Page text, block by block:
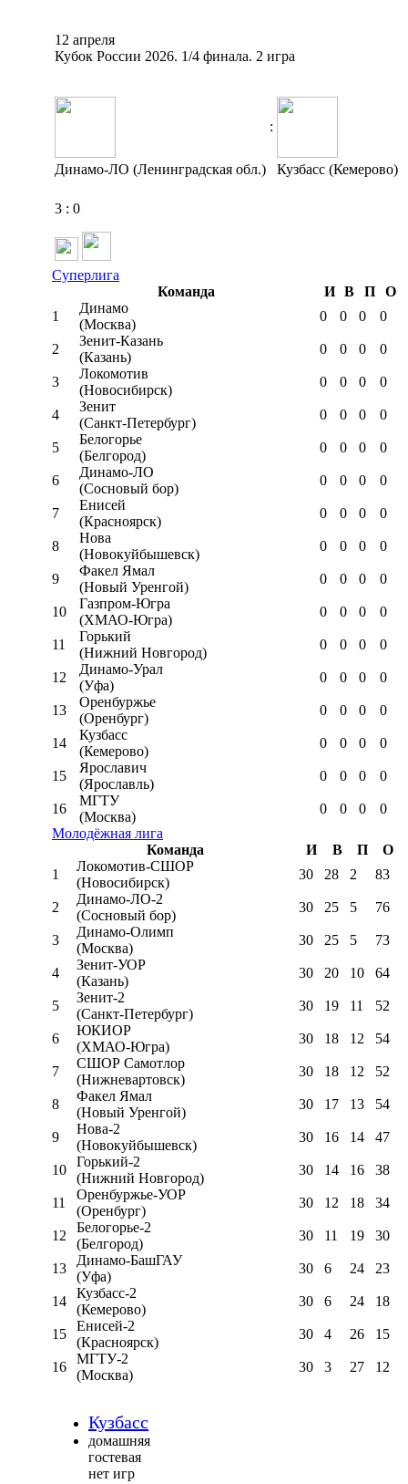
12 апреля
Кубок России 2026. 1/4 финала. 2 игра
:
Динамо-ЛО (Ленинградская обл.) Кузбасс (Кемерово)
3 : 0
Суперлига
Команда
И В П
О
1
Динамо
(Москва)
0 0 0 0
2
Зенит-Казань
(Казань)
0 0 0 0
3
Локомотив
(Новосибирск)
0 0 0 0
4
Зенит
(Санкт-Петербург)
0 0 0 0
5
Белогорье
(Белгород)
0 0 0 0
6
Динамо-ЛО
(Сосновый бор)
0 0 0 0
7
Енисей
(Красноярск)
0 0 0 0
8
Нова
(Новокуйбышевск)
0 0 0 0
9
Факел Ямал
(Новый Уренгой)
0 0 0 0
10
Газпром-Югра
(ХМАО-Югра)
0 0 0 0
11
Горький
(Нижний Новгород)
0 0 0 0
12
Динамо-Урал
(Уфа)
0 0 0 0
13
Оренбуржье
(Оренбург)
0 0 0 0
14
Кузбасс
(Кемерово)
0 0 0 0
15
Ярославич
(Ярославль)
0 0 0 0
16
МГТУ
(Москва)
0 0 0
0
Молодёжная лига
Команда
И В П
О
1
Локомотив-CШОР
(Новосибирск)
30 28 2 83
2
Динамо-ЛО-2
(Сосновый бор)
30 25 5 76
3
Динамо-Олимп
(Москва)
30 25 5 73
4
Зенит-УОР
(Казань)
30 20 10 64
5
Зенит-2
(Санкт-Петербург)
30 19 11 52
6
ЮКИОР
(ХМАО-Югра)
30 18 12 54
7
СШОР Самотлор
(Нижневартовск)
30 18 12 52
8
Факел Ямал
(Новый Уренгой)
30 17 13 54
9
Нова-2
(Новокуйбышевск)
30 16 14 47
10
Горький-2
(Нижний Новгород)
30 14 16 38
11
Оренбуржье-УОР
(Оренбург)
30 12 18 34
12
Белогорье-2
(Белгород)
30 11 19 30
13
Динамо-БашГАУ
(Уфа)
30 6 24 23
14
Кузбасс-2
(Кемерово)
30 6 24 18
15
Енисей-2
(Красноярск)
30 4 26 15
16
МГТУ-2
(Москва)
30 3 27 12
Кузбасс
домашняя
гостевая
нет игр